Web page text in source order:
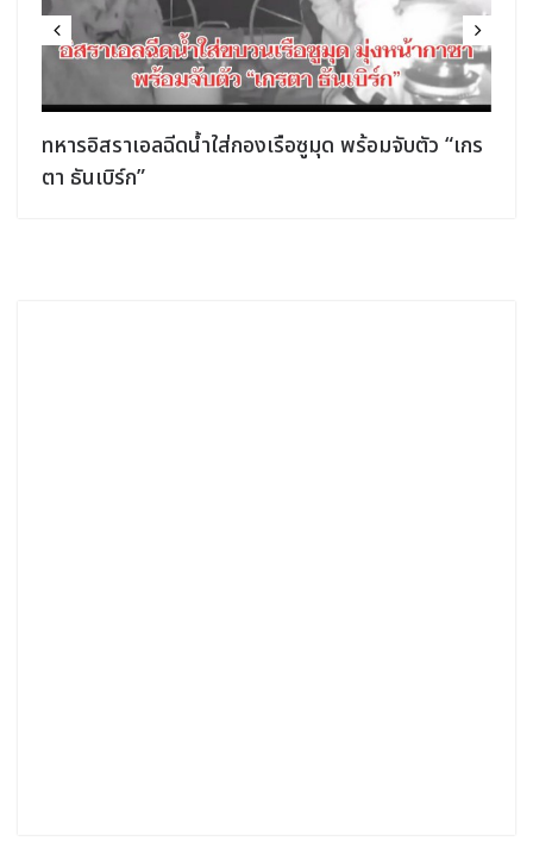
ทหารอิสราเอลฉีดน้ำใส่กองเรือซูมุด พร้อมจับตัว “เกร
ตา ธันเบิร์ก”